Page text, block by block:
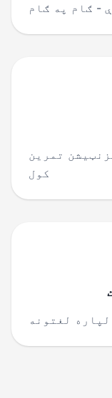
- ګام په ګام
تمرین
کول
لغتونه